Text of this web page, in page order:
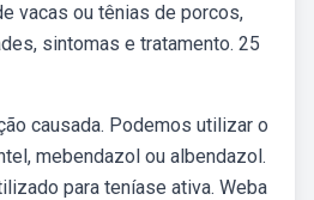
vacas ou tênias de porcos,
sintomas e tratamento. 25
causada. Podemos utilizar o
mebendazol ou albendazol.
para teníase ativa. Weba